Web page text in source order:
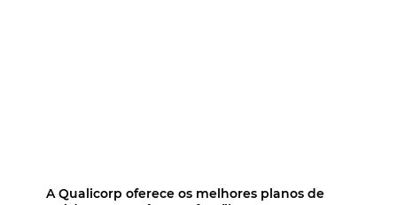
A Qualicorp oferece os melhores planos de